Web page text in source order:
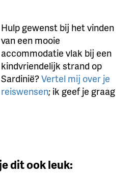
Hulp gewenst bij het vinden
van een mooie
accommodatie vlak bij een
kindvriendelijk strand op
Sardinië?Vertel mij over je
reiswensen; ik geef je graag
dit ook leuk: